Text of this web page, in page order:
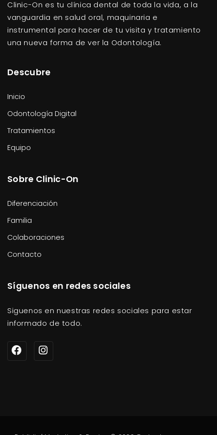
Clinic-On es tu clínica dental de toda la vida, a la
vanguardia en salud oral, maquinaria e
instrumental para hacer de tu visita y tratamiento
una nueva forma de ver la Odontología.
Descubre
Inicio
Odontología Digital
Tratamientos
Equipo
Sobre Clinic-On
Diferenciación
Familia
Colaboraciones
Contacto
Síguenos en redes sociales
Siguenos en nuestras redes sociales para estar
informado de todo.